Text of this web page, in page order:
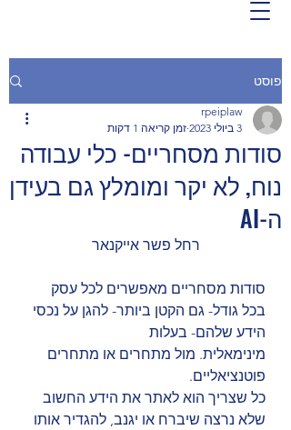
פוסט
סודות מסחריים- כלי עבודה
נוח, לא יקר ומומלץ גם בעידן
ה-AI
rpeiplaw
3 ביולי 2023
זמן קריאה 1 דקות
רחל פשר אייקנאר
סודות מסחריים מאפשרים לכל עסק
בכל גודל- גם הקטן ביותר- להגן על נכסי
הידע שלהם- בעלות
מינימאלית. מול מתחרים או מתחרים
פוטנציאליים.
כל שצריך הוא לאתר את הידע החשוב
שלא נרצה שיברח או יגנב, להגדיר אותו